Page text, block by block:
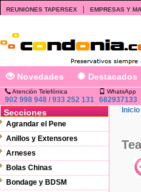
REUNIONES TAPERSEX EMPRESAS Y
Novedades Destacados
Atención Telefónica
902 998 948 / 933 252 131
WhatsApp
682937133
Secciones
Agrandar el Pene
Anillos y Extensores
Arneses
Bolas Chinas
Bondage y BDSM
Inicio